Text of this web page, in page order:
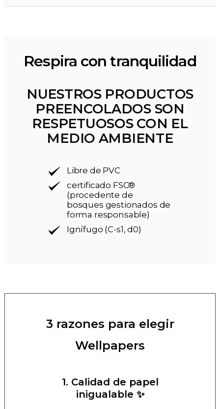
Respira con tranquilidad
NUESTROS PRODUCTOS
PREENCOLADOS SON
RESPETUOSOS CON EL
MEDIO AMBIENTE
Libre de PVC
certificado FSC®
(procedente de
bosques gestionados de
forma responsable)
Ignífugo (C-s1, d0)
3 razones para elegir
Wellpapers
1. Calidad de papel
inigualable ✨